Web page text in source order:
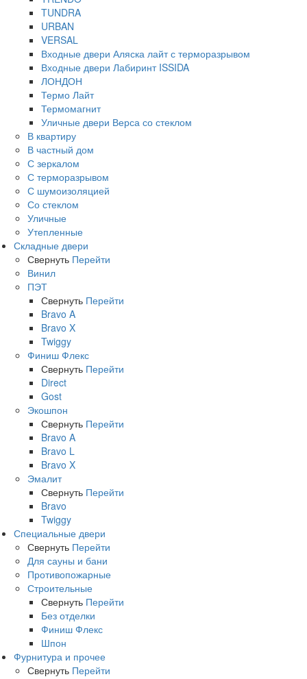
TUNDRA
URBAN
VERSAL
Входные двери Аляска лайт с терморазрывом
Входные двери Лабиринт ISSIDA
ЛОНДОН
Термо Лайт
Термомагнит
Уличные двери Верса со стеклом
В квартиру
В частный дом
С зеркалом
С терморазрывом
С шумоизоляцией
Со стеклом
Уличные
Утепленные
Складные двери
Свернуть Перейти
Винил
ПЭТ
Свернуть Перейти
Bravo A
Bravo X
Twiggy
Финиш Флекс
Свернуть Перейти
Direct
Gost
Экошпон
Свернуть Перейти
Bravo A
Bravo L
Bravo X
Эмалит
Свернуть Перейти
Bravo
Twiggy
Специальные двери
Свернуть Перейти
Для сауны и бани
Противопожарные
Строительные
Свернуть Перейти
Без отделки
Финиш Флекс
Шпон
Фурнитура и прочее
Свернуть Перейти